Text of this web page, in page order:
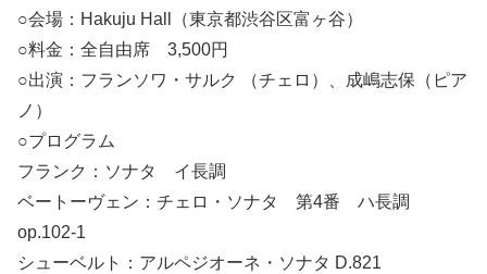
○会場：Hakuju Hall（東京都渋谷区富ヶ谷）
○料金：全自由席 3,500円
○出演：フランソワ・サルク （チェロ）、成嶋志保（ピア
ノ）
○プログラム
フランク：ソナタ イ長調
ベートーヴェン：チェロ・ソナタ 第4番 ハ長調
op.102-1
シューベルト：アルペジオーネ・ソナタ D.821